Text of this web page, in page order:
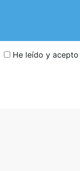
He leído y